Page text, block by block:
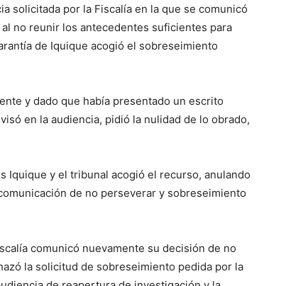
solicitada por la Fiscalía en la que se comunicó
no reunir los antecedentes suficientes para
de Iquique acogió el sobreseimiento
y dado que había presentado un escrito
en la audiencia, pidió la nulidad de lo obrado,
Iquique y el tribunal acogió el recurso, anulando
de no perseverar y sobreseimiento
comunicó nuevamente su decisión de no
la solicitud de sobreseimiento pedida por la